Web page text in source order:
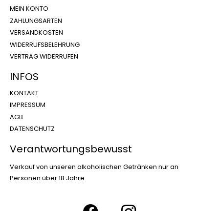
MEIN KONTO
ZAHLUNGSARTEN
VERSANDKOSTEN
WIDERRUFSBELEHRUNG
VERTRAG WIDERRUFEN
INFOS
KONTAKT
IMPRESSUM
AGB
DATENSCHUTZ
Verantwortungsbewusst
Verkauf von unseren alkoholischen Getränken nur an
Personen über 18 Jahre.